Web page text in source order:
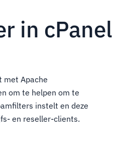
in cPanel
met Apache
om te helpen om te
instelt en deze
en reseller-clients.